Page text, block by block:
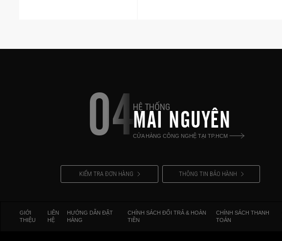
04HỆ THỐNG
MAI NGUYÊN
CỬA HÀNG CÔNG NGHỆ TẠI TP.HCM
KIỂM TRA ĐƠN HÀNG THÔNG TIN BẢO HÀNH
GIỚI
THIỆU
LIÊN
HỆ
HƯỚNG DẪN ĐẶT
HÀNG
CHÍNH SÁCH ĐỔI TRẢ & HOÀN
TIỀN
CHÍNH SÁCH THANH
TOÁN